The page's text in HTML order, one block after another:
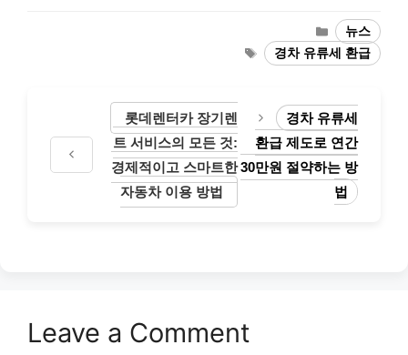
Categories
뉴스
Tags경차 유류세 환급
롯데렌터카 장기렌
트 서비스의 모든 것:
경제적이고 스마트한
자동차 이용 방법
경차 유류세
환급 제도로 연간
30만원 절약하는 방
법
Leave a Comment